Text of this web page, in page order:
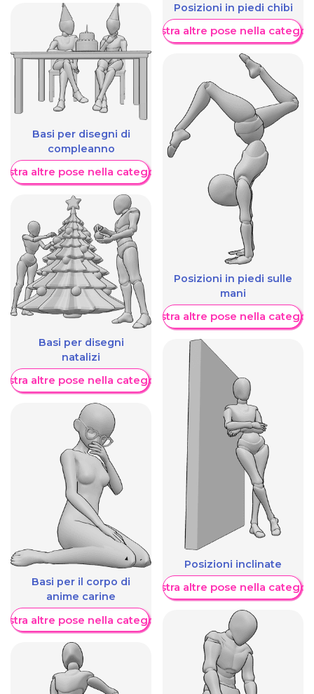
Basi per disegni di
compleanno
altre pose nella categoria
Basi per disegni
natalizi
altre pose nella categoria
Basi per il corpo di
anime carine
altre pose nella categoria
Posizioni in piedi chibi
Mostra altre pose nella
Posizioni in piedi sulle
mani
Mostra altre pose nella
Posizioni inclinate
Mostra altre pose nella